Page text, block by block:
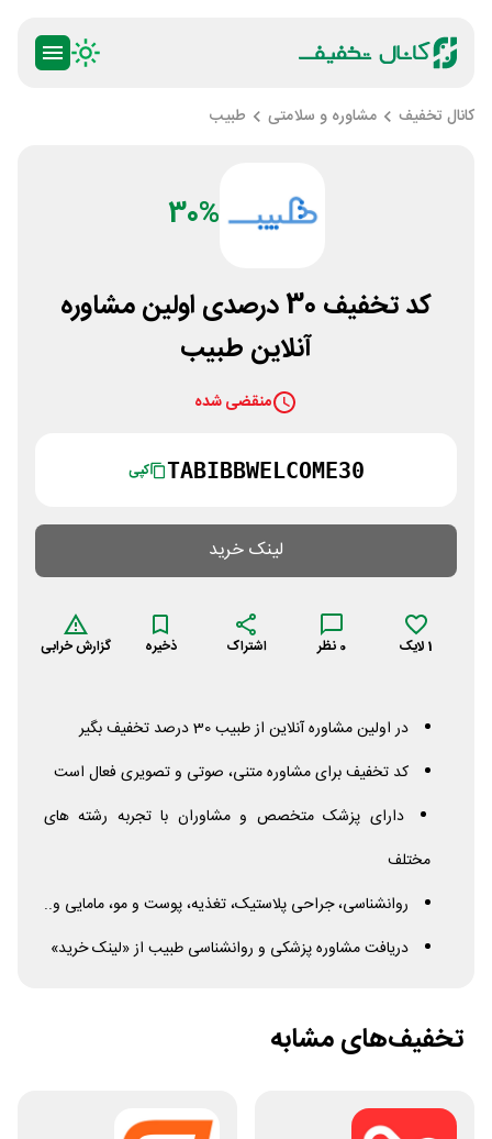
کانال تخفیف مشاوره و سلامتی طبیب
30%
کد تخفیف 30 درصدی اولین مشاوره
آنلاین طبیب
منقضی شده
TABIBBWELCOME30 کپی
لینک خرید
1لایک 0 نظر اشتراک ذخیره گزارش خرابی
در اولین مشاوره آنلاین از طبیب 30 درصد تخفیف بگیر
کد تخفیف برای مشاوره متنی، صوتی و تصویری فعال است
دارای پزشک متخصص و مشاوران با تجربه رشته های
مختلف
روانشناسی، جراحی پلاستیک، تغذیه، پوست و مو، مامایی و..
دریافت مشاوره پزشکی و روانشناسی طبیب از «لینک خرید»
تخفیف‌های مشابه